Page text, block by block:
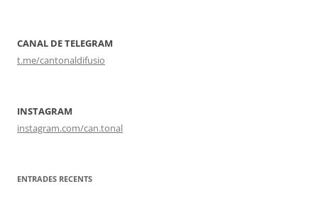
CANAL DE TELEGRAM
t.me/cantonaldifusio
INSTAGRAM
instagram.com/can.tonal
ENTRADES RECENTS